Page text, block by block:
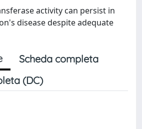
activity can persist in
disease despite adequate
Scheda completa
(DC)